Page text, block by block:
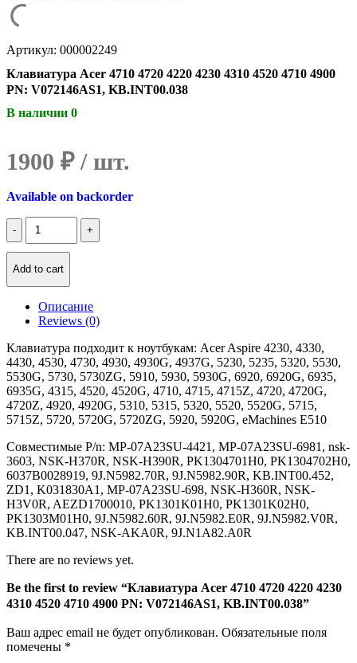
Артикул: 000002249
Клавиатура Acer 4710 4720 4220 4230 4310 4520 4710 4900
PN: V072146AS1, KB.INT00.038
В наличии 0
1900 ₽
Available on backorder
Количество
Клавиатура
Acer
4710
4230
4310
4710
4900
PN:
V072146AS1,
KB.INT00.038
Add to cart
Описание
Reviews (0)
Клавиатура подходит к ноутбукам: Acer Aspire 4230, 4330,
4430, 4530, 4730, 4930, 4930G, 4937G, 5230, 5235, 5320, 5530,
5530G, 5730, 5730ZG, 5910, 5930, 5930G, 6920, 6920G, 6935,
6935G, 4315, 4520, 4520G, 4710, 4715, 4715Z, 4720, 4720G,
4720Z, 4920, 4920G, 5310, 5315, 5320, 5520, 5520G, 5715,
5715Z, 5720, 5720G, 5720ZG, 5920, 5920G, eMachines E510
Совместимые P/n: MP-07A23SU-4421, MP-07A23SU-6981, nsk-
3603, NSK-H370R, NSK-H390R, PK1304701H0, PK1304702H0,
6037B0028919, 9J.N5982.70R, 9J.N5982.90R, KB.INT00.452,
ZD1, K031830A1, MP-07A23SU-698, NSK-H360R, NSK-
H3V0R, AEZD1700010, PK1301K01H0, PK1301K02H0,
PK1303M01H0, 9J.N5982.60R, 9J.N5982.E0R, 9J.N5982.V0R,
KB.INT00.047, NSK-AKA0R, 9J.N1A82.A0R
There are no reviews yet.
Be the first to review “Клавиатура Acer 4710 4720 4220 4230
4310 4520 4710 4900 PN: V072146AS1, KB.INT00.038”
Ваш адрес email не будет опубликован. Обязательные поля
помечены *